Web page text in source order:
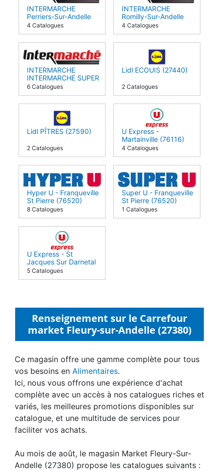
INTERMARCHE
Perriers-Sur-Andelle
(27910)
4 Catalogues
INTERMARCHE
Romilly-Sur-Andelle
(27610)
4 Catalogues
INTERMARCHE
INTERMARCHE SUPER
Boos (76520)
6 Catalogues
Lidl ECOUIS (27440)
2 Catalogues
Lidl PÎTRES (27590)
2 Catalogues
U Express -
Martainville (76116)
4 Catalogues
Hyper U - Franqueville
St Pierre (76520)
8 Catalogues
Super U - Franqueville
St Pierre (76520)
1 Catalogues
U Express - St
Jacques Sur Darnetal
(76160)
5 Catalogues
Renseignement sur le Carrefour
market Fleury-sur-Andelle (27380)
Ce magasin offre une gamme complète pour tous
vos besoins en Alimentaires.
Ici, nous vous offrons une expérience d'achat
complète avec un accès à nos catalogues riches et
variés, les meilleures promotions disponibles sur
catalogue, et une multitude de services pour
faciliter vos achats.
Au mois de août, le magasin Market Fleury-Sur-
Andelle (27380) propose les catalogues suivants :